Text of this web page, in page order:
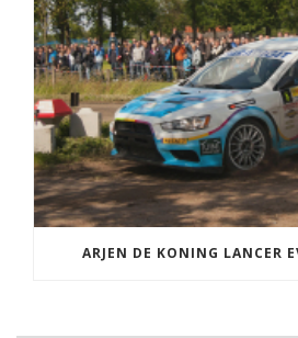
ARJEN DE KONING LANCER